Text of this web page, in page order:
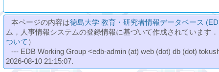
本ページの内容は徳島大学 教育・研究者情報データベース
ム，人事情報システムの登録情報に基づいて作成されています
ついて ）
--- EDB Working Group <edb-admin (at) web (dot) db (dot)
2026-08-10 21:15:07.